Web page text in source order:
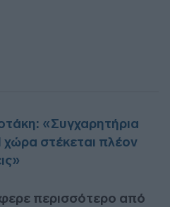
«Συγχαρητήρια
στέκεται πλέον
περισσότερο από